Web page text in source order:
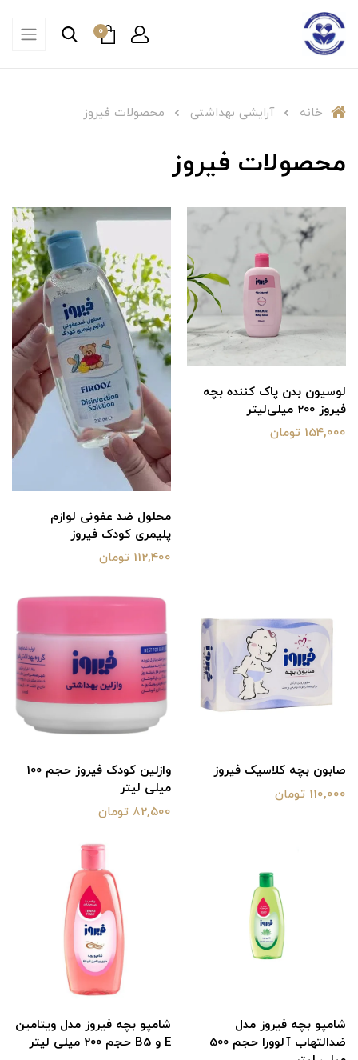
0
خانه آرایشی بهداشتی محصولات فیروز
محصولات فیروز
لوسیون بدن پاک کننده بچه
فیروز 200 میلی‌لیتر
154,000 تومان
محلول ضد عفونی لوازم
پلیمری کودک فیروز
112,400 تومان
صابون بچه کلاسیک فیروز
110,000 تومان
وازلین کودک فیروز حجم 100
میلی لیتر
82,500 تومان
شامپو بچه فیروز مدل
ضدالتهاب آلوورا حجم 500
شامپو بچه فیروز مدل ویتامین
E و B5 حجم 200 میلی لیتر